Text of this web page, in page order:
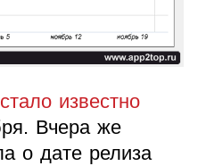
стало известно
Вчера же
о дате релиза